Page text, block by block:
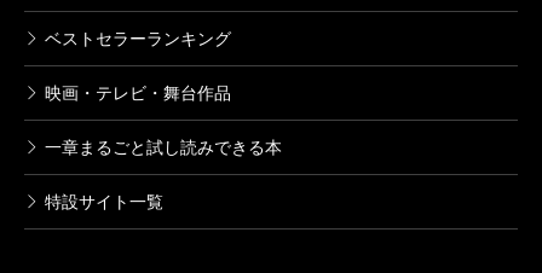
ベストセラーランキング
映画・テレビ・舞台作品
一章まるごと試し読みできる本
特設サイト一覧